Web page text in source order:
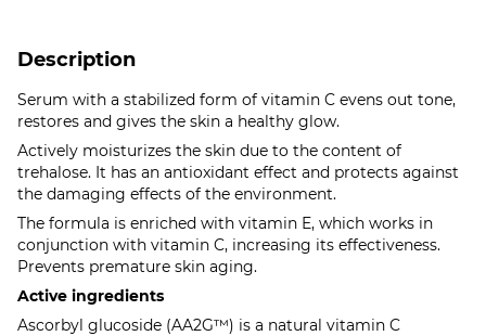
Description
Serum with a stabilized form of vitamin C evens out tone,
restores and gives the skin a healthy glow.
Actively moisturizes the skin due to the content of
trehalose. It has an antioxidant effect and protects against
the damaging effects of the environment.
The formula is enriched with vitamin E, which works in
conjunction with vitamin C, increasing its effectiveness.
Prevents premature skin aging.
Active ingredients
Ascorbyl glucoside (AA2G™) is a natural vitamin C